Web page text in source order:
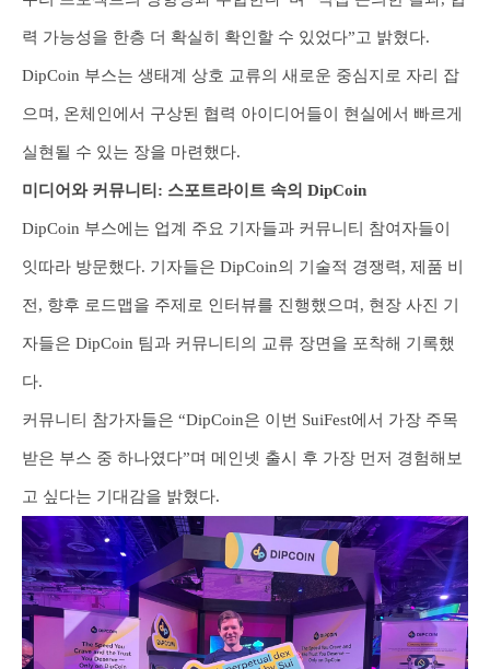
력 가능성을 한층 더 확실히 확인할 수 있었다”고 밝혔다.
DipCoin 부스는 생태계 상호 교류의 새로운 중심지로 자리 잡
으며, 온체인에서 구상된 협력 아이디어들이 현실에서 빠르게
실현될 수 있는 장을 마련했다.
미디어와 커뮤니티: 스포트라이트 속의 DipCoin
DipCoin 부스에는 업계 주요 기자들과 커뮤니티 참여자들이
잇따라 방문했다. 기자들은 DipCoin의 기술적 경쟁력, 제품 비
전, 향후 로드맵을 주제로 인터뷰를 진행했으며, 현장 사진 기
자들은 DipCoin 팀과 커뮤니티의 교류 장면을 포착해 기록했
다.
커뮤니티 참가자들은 “DipCoin은 이번 SuiFest에서 가장 주목
받은 부스 중 하나였다”며 메인넷 출시 후 가장 먼저 경험해보
고 싶다는 기대감을 밝혔다.